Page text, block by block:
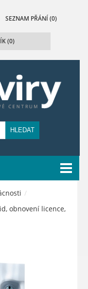
SEZNAM PŘÁNÍ (0)
(0)
HLEDAT
/
obnovení licence,